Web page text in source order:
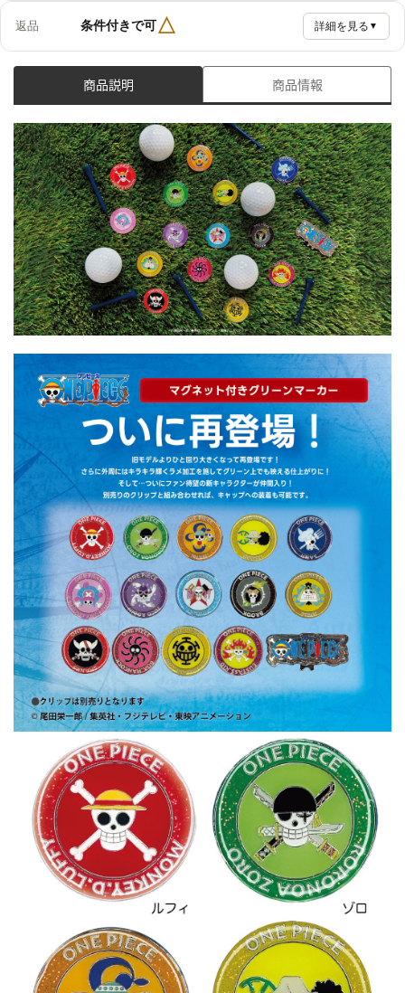
返品 条件付きで可△ 詳細を見る ▼
商品説明 商品情報